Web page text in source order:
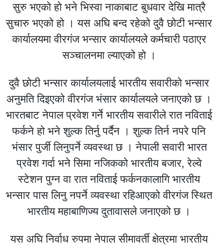
सुरु भएको हो भने भिस्वा नाकाबाट बुधवार देखि मात्रै
सुचारु भएको हो । यस अघि बन्द रहेको दुवै छोटी भन्सार
कार्यालयमा वीरगंज भन्सार कार्यालयले कर्मचारी पठाएर
सञ्चालनमा ल्याएको हो ।
दुवै छोटी भन्सार कार्यालयलाई भारतीय सवारीको भन्सार
अनुमति दिइएको वीरगंज भंसार कार्यालयले जनाएको छ ।
भारतबाट नेपाल प्रवेश गर्ने भारतीय सवारीले रात नविताई
फर्कने हो भने शुल्क तिर्नु पर्दैन । शुल्क तिर्न नपरे पनि
भंसार पुर्जी लिनुपर्ने व्यवस्था छ । नेपाली सवारी भारत
प्रवेश गर्दा भने सिमा नजिकको भारतीय बजार, रेल्वे
स्टेशन पुग्न वा रात नविताई फर्कनकालागि भारतीय
भन्सार पास लिनु नपर्ने व्यवस्था रहिआएको वीरगंज स्थित
भारतीय महाबाणिज्य दुतावासले जनाएको छ ।
यस अघि निर्वाध रुपमा नेपाल सीमावर्ती क्षेत्रमा भारतीय